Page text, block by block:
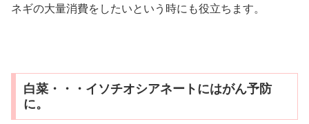
ネギの大量消費をしたいという時にも役立ちます。
白菜・・・イソチオシアネートにはがん予防
に。